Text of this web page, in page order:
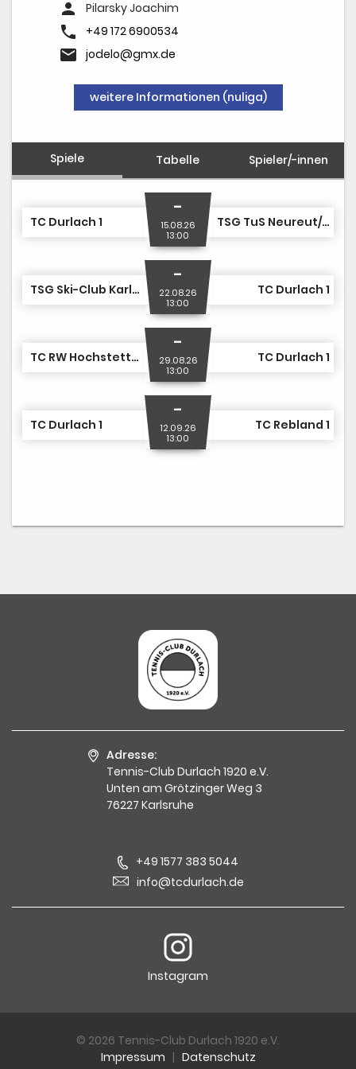
person Pilarsky Joachim
phone +49 172 6900534
email jodelo@gmx.de
weitere Informationen (nuliga)
Spiele Tabelle Spieler/-innen
TC Durlach 1
-
15.08.26
13:00
TSG TuS Neureut/TC Eggenstein/TSV Daxlanden 1
TSG Ski-Club Karlsruhe/FSSV Karlsruhe/SSC Karlsruhe 1
-
22.08.26
13:00
TC Durlach 1
TC RW Hochstetten 1
-
29.08.26
13:00
TC Durlach 1
TC Durlach 1
-
12.09.26
13:00
TC Rebland 1
Adresse:
Tennis-Club Durlach 1920 e.V.
Unten am Grötzinger Weg 3
76227 Karlsruhe
+49 1577 383 5044
info@tcdurlach.de
Instagram
© 2026 Tennis-Club Durlach 1920 e.V.
Impressum | Datenschutz